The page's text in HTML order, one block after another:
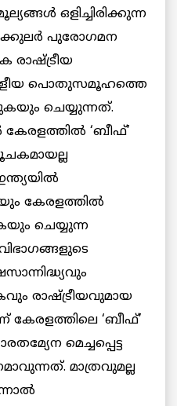
ഒളിച്ചിരിക്കുന്ന
പുരോഗമന
രാഷ്ട്രീയ
പൊതുസമൂഹത്തെ
ചെയ്യുന്നത്.
‘ബീഫ്’
കേരളത്തില്‍
ചെയ്യുന്ന
രാഷ്ട്രീയവുമായ
കേരളത്തിലെ ‘ബീഫ്’
മെച്ചപ്പെട്ട
മാത്രവുമല്ല